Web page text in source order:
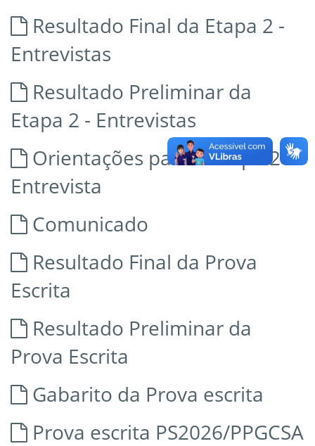
Resultado Final da Etapa 2 -
Entrevistas
Resultado Preliminar da
Etapa 2 - Entrevistas
Orientações para a Etapa 2 -
Entrevista
Comunicado
Resultado Final da Prova
Escrita
Resultado Preliminar da
Prova Escrita
Gabarito da Prova escrita
Prova escrita PS2026/PPGCSA